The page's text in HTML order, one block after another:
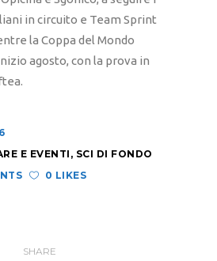
in circuito e Team Sprint
la Coppa del Mondo
agosto, con la prova in
E EVENTI, SCI DI FONDO
0 LIKES
SHARE